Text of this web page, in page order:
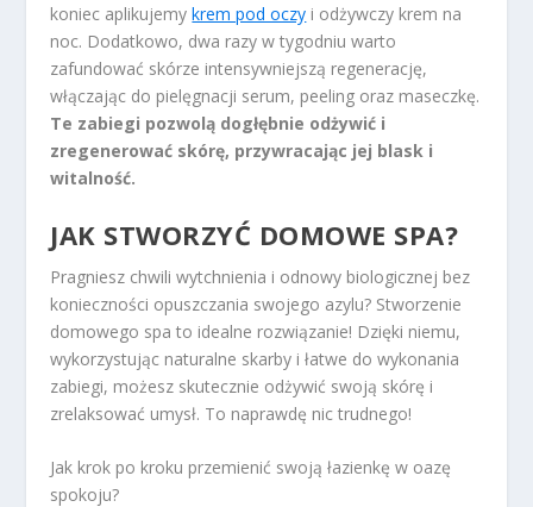
koniec aplikujemykrem pod oczy i odżywczy krem na
noc. Dodatkowo, dwa razy w tygodniu warto
zafundować skórze intensywniejszą regenerację,
włączając do pielęgnacji serum, peeling oraz maseczkę.
Te zabiegi pozwolą dogłębnie odżywić i
zregenerować skórę, przywracając jej blask i
witalność.
JAK STWORZYĆ DOMOWE SPA?
Pragniesz chwili wytchnienia i odnowy biologicznej bez
konieczności opuszczania swojego azylu? Stworzenie
domowego spa to idealne rozwiązanie! Dzięki niemu,
wykorzystując naturalne skarby i łatwe do wykonania
zabiegi, możesz skutecznie odżywić swoją skórę i
zrelaksować umysł. To naprawdę nic trudnego!
Jak krok po kroku przemienić swoją łazienkę w oazę
spokoju?